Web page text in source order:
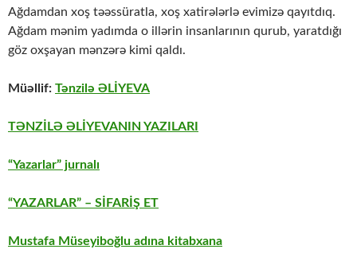
Ağdamdan xoş təəssüratla, xoş xatirələrlə evimizə qayıtdıq.
Ağdam mənim yadımda o illərin insanlarının qurub, yaratdığı
göz oxşayan mənzərə kimi qaldı.
Müəllif: Tənzilə ƏLİYEVA
TƏNZİLƏ ƏLİYEVANIN YAZILARI
“Yazarlar” jurnalı
“YAZARLAR” – SİFARİŞ ET
Mustafa Müseyiboğlu adına kitabxana